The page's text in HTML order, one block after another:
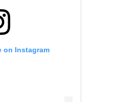
on Instagram